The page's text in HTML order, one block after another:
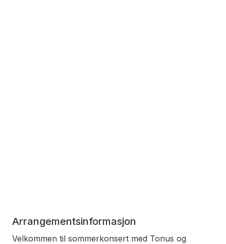
Arrangementsinformasjon
Velkommen til sommerkonsert med Tonus og